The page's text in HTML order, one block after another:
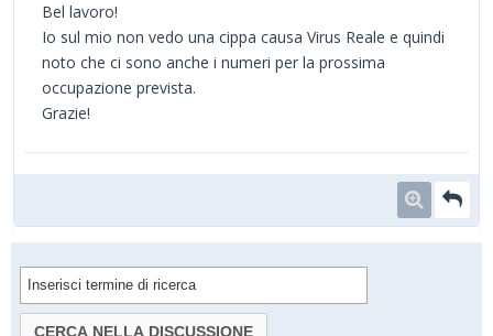
Bel lavoro!
Io sul mio non vedo una cippa causa Virus Reale e quindi
noto che ci sono anche i numeri per la prossima
occupazione prevista.
Grazie!